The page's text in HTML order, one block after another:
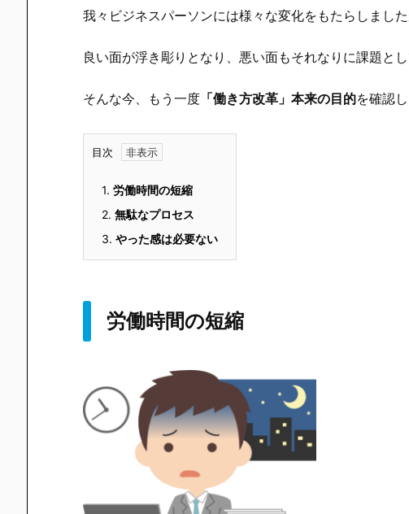
我々ビジネスパーソンには様々な変化をもたらしまし
良い面が浮き彫りとなり、悪い面もそれなりに課題と
そんな今、もう一度 「働き方改革」本来の目的を確認
目次
1. 労働時間の短縮
2. 無駄なプロセス
3. やった感は必要ない
労働時間の短縮